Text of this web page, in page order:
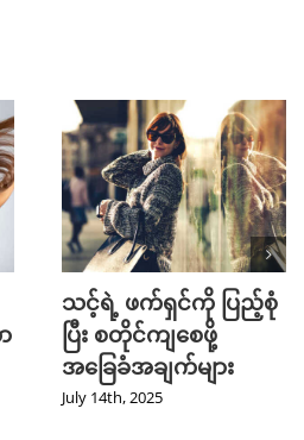
Golf အားကစား
ကြိုက်နှစ်သက်သူတို့
အတွက် ဖက်ရှင် Tips
များ